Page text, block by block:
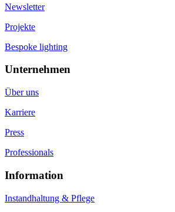
Newsletter
Projekte
Bespoke lighting
Unternehmen
Über uns
Karriere
Press
Professionals
Information
Instandhaltung & Pflege